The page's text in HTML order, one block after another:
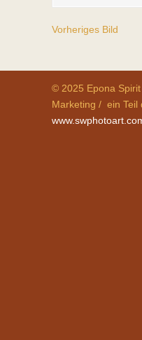
Vorheriges Bild
© 2025 Epona
Marketing / ein Teil